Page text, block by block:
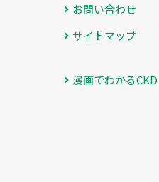
お問い合わせ
サイトマップ
漫画でわかるCKD